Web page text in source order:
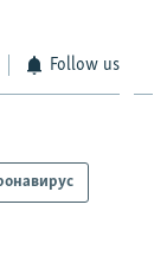
Follow us